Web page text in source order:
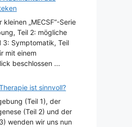
„MECSF“-Serie
Teil 2: mögliche
3: Symptomatik, Teil
mit einem
beschlossen ...
ist sinnvoll?
(Teil 1), der
(Teil 2) und der
wenden wir uns nun